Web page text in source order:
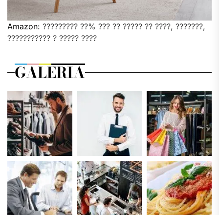
Amazon: ????????? ??% ??? ?? ????? ?? ????, ???????,
??????????? ? ????? ????
GALERIA